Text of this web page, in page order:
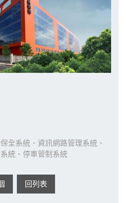
全系統、資訊網路管理系統、
統、停車管制系統
回列表